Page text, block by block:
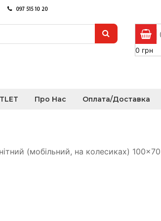
097 515 10 20
0 грн
Про Нас Оплата/Доставка
(мобільний, на колесиках) 100×70